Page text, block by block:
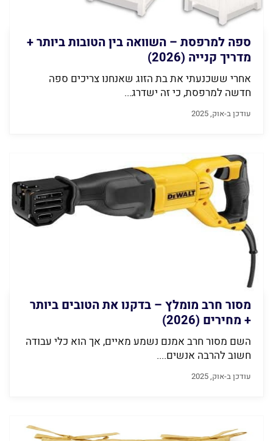
ספה למרפסת – השוואה בין הטובות ביותר +
מדריך קנייה (2026)
אחרי ששכנעתי את בת הזוג שאנחנו צריכים ספה
חדשה למרפסת, כי זה ישדרג...
עודכן ב-אוק, 2025
מסור חרב מומלץ – בדקנו את הטובים ביותר
+ מחירים (2026)
השם מסור חרב אמנם נשמע מאיים, אך הוא כלי עבודה
חשוב להרבה אנשים....
עודכן ב-אוק, 2025